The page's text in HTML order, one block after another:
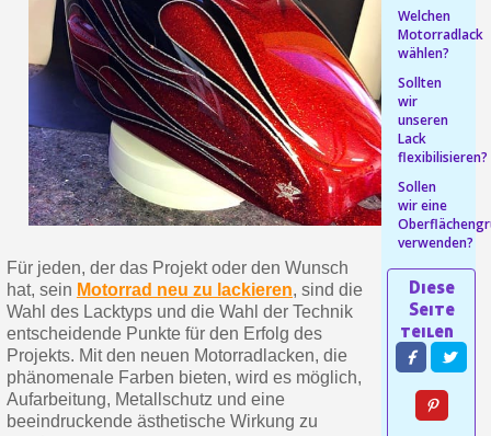
Ihr Online-Angebot
Teilen Sie Ihre Kreationen und
Sammeln Sie mit jeder
Rücksendung von
Rabatt von 5€ auf
10€ Einkaufsgutschein
Für jeden, der das Projekt oder den Wunsch
hat, sein Motorrad neu zu lackieren, sind die
Wahl des Lacktyps und die Wahl der Technik
entscheidende Punkte für den Erfolg des
Projekts. Mit den neuen Motorradlacken, die
phänomenale Farben bieten, wird es möglich,
Aufarbeitung, Metallschutz und eine
beeindruckende ästhetische Wirkung zu
Welchen
Motorradlack
wählen?
Sollten
wir
unseren
Lack
flexibilisieren?
Sollen
wir eine
verwenden?